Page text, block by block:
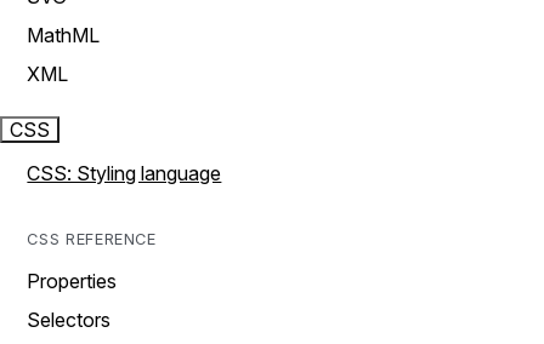
MathML
XML
CSS
CSS: Styling language
CSS REFERENCE
Properties
Selectors